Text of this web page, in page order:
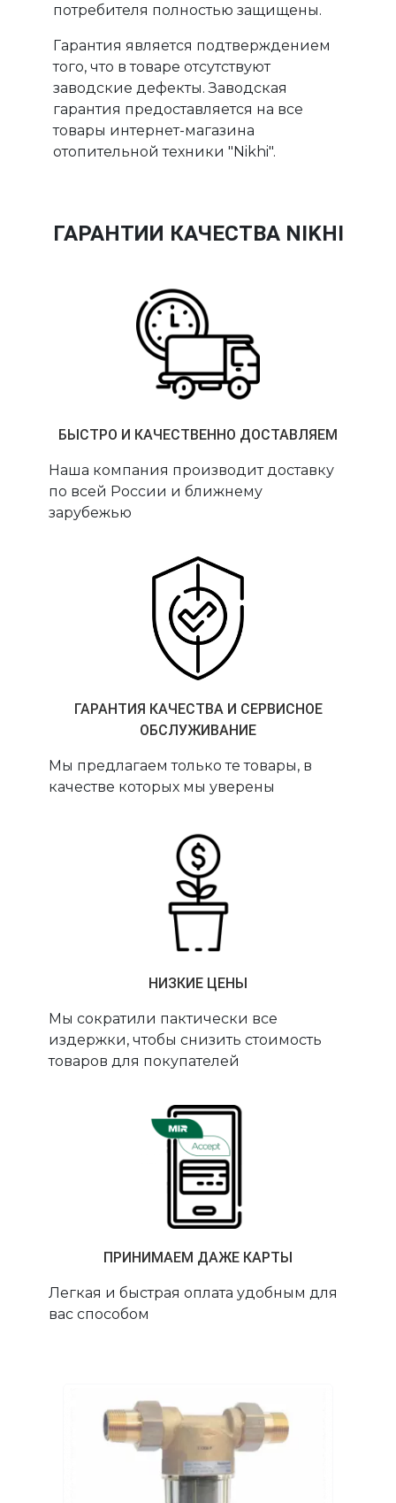
потребителя полностью защищены.
Гарантия является подтверждением
того, что в товаре отсутствуют
заводские дефекты. Заводская
гарантия предоставляется на все
товары интернет-магазина
отопительной техники "Nikhi".
ГАРАНТИИ КАЧЕСТВА NIKHI
БЫСТРО И КАЧЕСТВЕННО ДОСТАВЛЯЕМ
Наша компания производит доставку
по всей России и ближнему
зарубежью
ГАРАНТИЯ КАЧЕСТВА И СЕРВИСНОЕ
ОБСЛУЖИВАНИЕ
Мы предлагаем только те товары, в
качестве которых мы уверены
НИЗКИЕ ЦЕНЫ
Мы сократили пактически все
издержки, чтобы снизить стоимость
товаров для покупателей
ПРИНИМАЕМ ДАЖЕ КАРТЫ
Легкая и быстрая оплата удобным для
вас способом